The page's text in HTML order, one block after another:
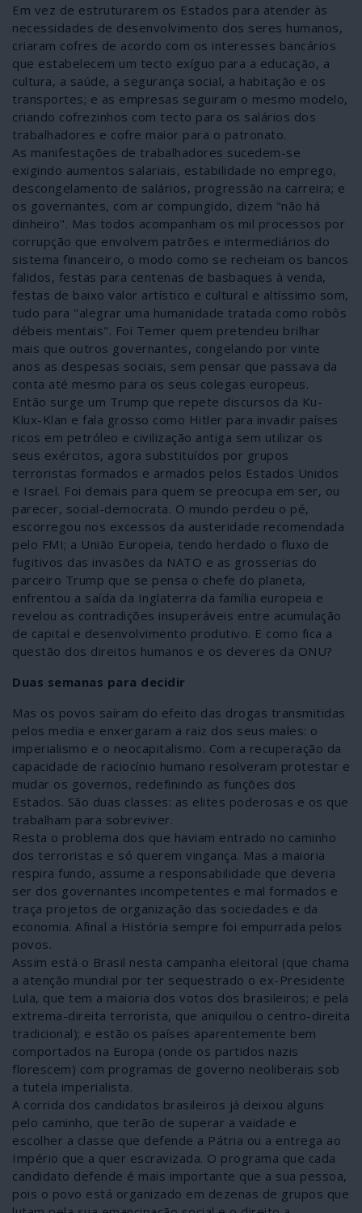
Em vez de estruturarem os Estados para atender às
necessidades de desenvolvimento dos seres humanos,
criaram cofres de acordo com os interesses bancários
que estabelecem um tecto exíguo para a educação, a
cultura, a saúde, a segurança social, a habitação e os
transportes; e as empresas seguiram o mesmo modelo,
criando cofrezinhos com tecto para os salários dos
trabalhadores e cofre maior para o patronato.
As manifestações de trabalhadores sucedem-se
exigindo aumentos salariais, estabilidade no emprego,
descongelamento de salários, progressão na carreira; e
os governantes, com ar compungido, dizem "não há
dinheiro". Mas todos acompanham os mil processos por
corrupção que envolvem patrões e intermediários do
sistema financeiro, o modo como se recheiam os bancos
falidos, festas para centenas de basbaques à venda,
festas de baixo valor artístico e cultural e altíssimo som,
tudo para "alegrar uma humanidade tratada como robôs
débeis mentais". Foi Temer quem pretendeu brilhar
mais que outros governantes, congelando por vinte
anos as despesas sociais, sem pensar que passava da
conta até mesmo para os seus colegas europeus.
Então surge um Trump que repete discursos da Ku-
Klux-Klan e fala grosso como Hitler para invadir países
ricos em petróleo e civilização antiga sem utilizar os
seus exércitos, agora substituídos por grupos
terroristas formados e armados pelos Estados Unidos
e Israel. Foi demais para quem se preocupa em ser, ou
parecer, social-democrata. O mundo perdeu o pé,
escorregou nos excessos da austeridade recomendada
pelo FMI; a União Europeia, tendo herdado o fluxo de
fugitivos das invasões da NATO e as grosserias do
parceiro Trump que se pensa o chefe do planeta,
enfrentou a saída da Inglaterra da família europeia e
revelou as contradições insuperáveis entre acumulação
de capital e desenvolvimento produtivo. E como fica a
questão dos direitos humanos e os deveres da ONU?
Duas semanas para decidir
Mas os povos saíram do efeito das drogas transmitidas
pelos media e enxergaram a raiz dos seus males: o
imperialismo e o neocapitalismo. Com a recuperação da
capacidade de raciocínio humano resolveram protestar e
mudar os governos, redefinindo as funções dos
Estados. São duas classes: as elites poderosas e os que
trabalham para sobreviver.
Resta o problema dos que haviam entrado no caminho
dos terroristas e só querem vingança. Mas a maioria
respira fundo, assume a responsabilidade que deveria
ser dos governantes incompetentes e mal formados e
traça projetos de organização das sociedades e da
economia. Afinal a História sempre foi empurrada pelos
povos.
Assim está o Brasil nesta campanha eleitoral (que chama
a atenção mundial por ter sequestrado o ex-Presidente
Lula, que tem a maioria dos votos dos brasileiros; e pela
extrema-direita terrorista, que aniquilou o centro-direita
tradicional); e estão os países aparentemente bem
comportados na Europa (onde os partidos nazis
florescem) com programas de governo neoliberais sob
a tutela imperialista.
A corrida dos candidatos brasileiros já deixou alguns
pelo caminho, que terão de superar a vaidade e
escolher a classe que defende a Pátria ou a entrega ao
Império que a quer escravizada. O programa que cada
candidato defende é mais importante que a sua pessoa,
pois o povo está organizado em dezenas de grupos que